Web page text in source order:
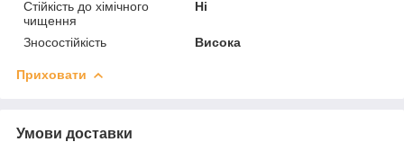
Стійкість до хімічного
чищення
Ні
Зносостійкість Висока
Приховати
Умови доставки